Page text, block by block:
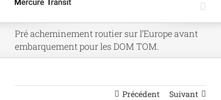
Pré acheminement routier sur l’Europe avant
embarquement pour les DOM TOM.
Précédent Suivant